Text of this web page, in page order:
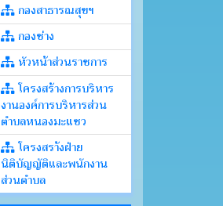
กองสาธารณสุขฯ
กองช่าง
หัวหน้าส่วนราชการ
โครงสร้างการบริหาร
งานองค์การบริหารส่วน
ตำบลหนองมะแซว
โครงสรา้งฝ่าย
นิติบัญญัติและพนักงาน
ส่วนตำบล